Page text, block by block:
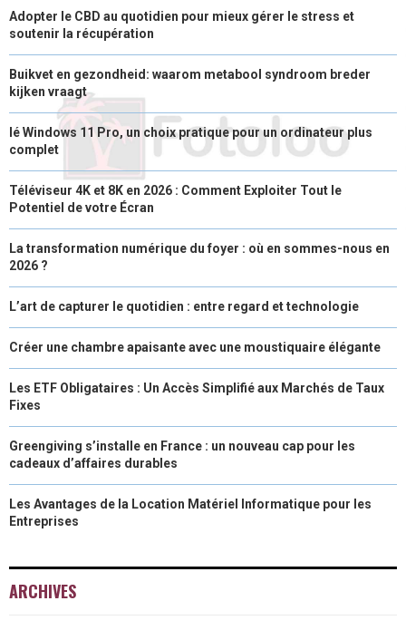
Adopter le CBD au quotidien pour mieux gérer le stress et
soutenir la récupération
Buikvet en gezondheid: waarom metabool syndroom breder
kijken vraagt
lé Windows 11 Pro, un choix pratique pour un ordinateur plus
complet
Téléviseur 4K et 8K en 2026 : Comment Exploiter Tout le
Potentiel de votre Écran
La transformation numérique du foyer : où en sommes-nous en
2026 ?
L’art de capturer le quotidien : entre regard et technologie
Créer une chambre apaisante avec une moustiquaire élégante
Les ETF Obligataires : Un Accès Simplifié aux Marchés de Taux
Fixes
Greengiving s’installe en France : un nouveau cap pour les
cadeaux d’affaires durables
Les Avantages de la Location Matériel Informatique pour les
Entreprises
ARCHIVES